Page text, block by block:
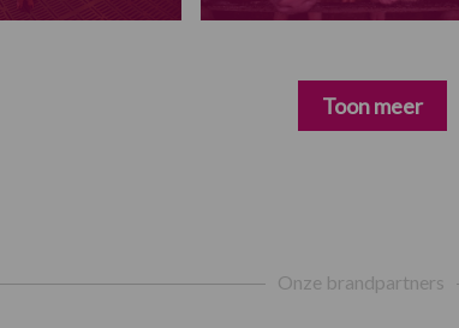
Toon meer
Onze brandpartners